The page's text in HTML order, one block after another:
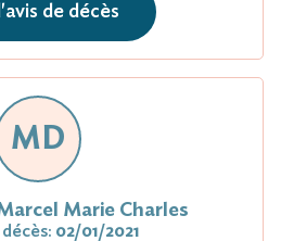
de décès
MD
Marie Charles
02/01/2021